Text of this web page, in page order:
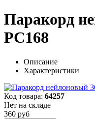
Паракорд
PC168
Описание
Характеристики
Код товара: 64257
Нет на складе
360 руб